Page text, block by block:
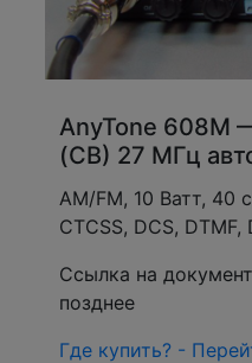
AnyTone 608M
(CB) 27 МГц
АМ/FM, 10 Ватт, 40
CTCSS, DCS, DTMF,
Ссылка на
позднее
Где купить? -